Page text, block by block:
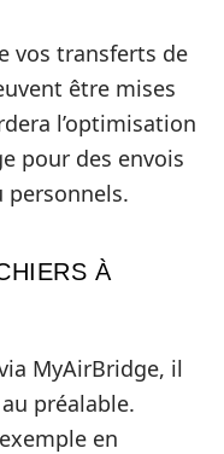
vos transferts de
être mises
l’optimisation
pour des envois
personnels.
À
MyAirBridge, il
préalable.
en